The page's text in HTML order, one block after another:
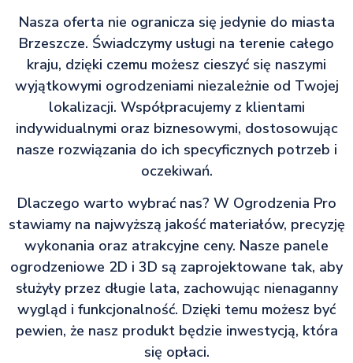
Nasza oferta nie ogranicza się jedynie do miasta
Brzeszcze. Świadczymy usługi na terenie całego
kraju, dzięki czemu możesz cieszyć się naszymi
wyjątkowymi ogrodzeniami niezależnie od Twojej
lokalizacji. Współpracujemy z klientami
indywidualnymi oraz biznesowymi, dostosowując
nasze rozwiązania do ich specyficznych potrzeb i
oczekiwań.
Dlaczego warto wybrać nas? W Ogrodzenia Pro
stawiamy na najwyższą jakość materiałów, precyzję
wykonania oraz atrakcyjne ceny. Nasze panele
ogrodzeniowe 2D i 3D są zaprojektowane tak, aby
służyły przez długie lata, zachowując nienaganny
wygląd i funkcjonalność. Dzięki temu możesz być
pewien, że nasz produkt będzie inwestycją, która
się opłaci.